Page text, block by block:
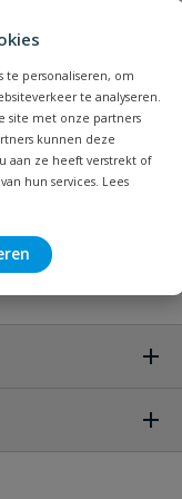
te personaliseren, om
te analyseren.
site met onze partners
kunnen deze
aan ze heeft verstrekt of
hun services. Lees